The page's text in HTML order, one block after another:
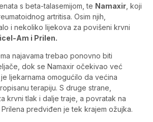
s beta-talasemijom, te Namaxir , koji
artritisa. Osim njih,
i nekoliko lijekova za povišeni krvni
Am i Prilen.
najavama trebao ponovno biti
dok se Namaxir očekivao već
ljekarnama omogućilo da većina
terapiju. S druge strane,
krvni tlak i dalje traje, a povratak na
predviđen je tek krajem ožujka.